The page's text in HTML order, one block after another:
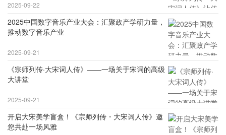
2025-09-22
2025中国数字音乐产业大会：汇聚政产学研力量，
推动数字音乐产业
2025-09-21
《宗师列传·大宋词人传》——一场关于宋词的高级
大讲堂
2025-09-21
开启大宋美学盲盒！《宗师列传・大宋词人传》邀
您共赴一场风雅